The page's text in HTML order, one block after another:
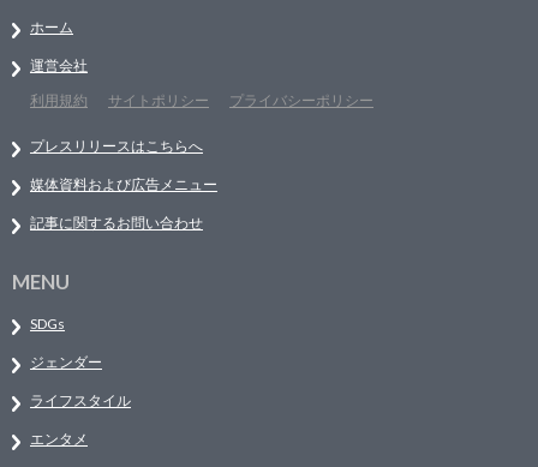
ホーム
運営会社
利用規約
サイトポリシー プライバシーポリシー
プレスリリースはこちらへ
媒体資料および広告メニュー
記事に関するお問い合わせ
MENU
SDGs
ジェンダー
ライフスタイル
エンタメ